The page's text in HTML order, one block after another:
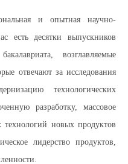
и опытная научно-
есть десятки выпускников
возглавляемые
отвечают за исследования
технологических
разработку, массовое
новых продуктов
лидерство продуктов,